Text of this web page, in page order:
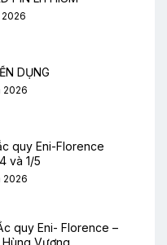
DỤNG
2026
quy Eni-Florence
và 1/5
2026
quy Eni- Florence –
Vương